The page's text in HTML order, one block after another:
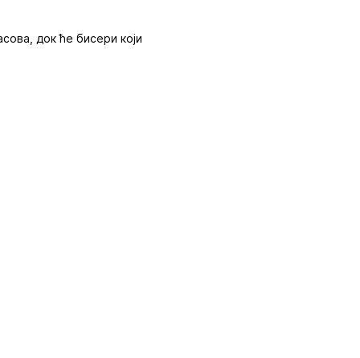
док ће бисери који